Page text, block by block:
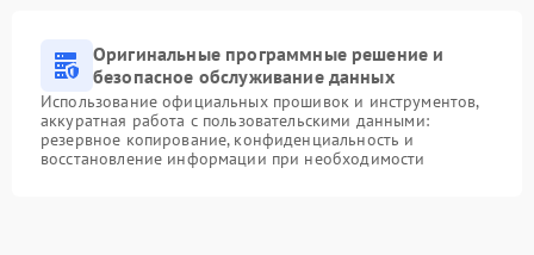
Оригинальные программные решение и
безопасное обслуживание данных
Использование официальных прошивок и инструментов,
аккуратная работа с пользовательскими данными:
резервное копирование, конфиденциальность и
восстановление информации при необходимости